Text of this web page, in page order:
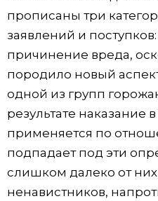
прописаны три
заявлений и
причинение вреда,
породило новый
одной из групп
результате наказание
применяется по
подпадает под эти
слишком далеко от них
ненавистников,